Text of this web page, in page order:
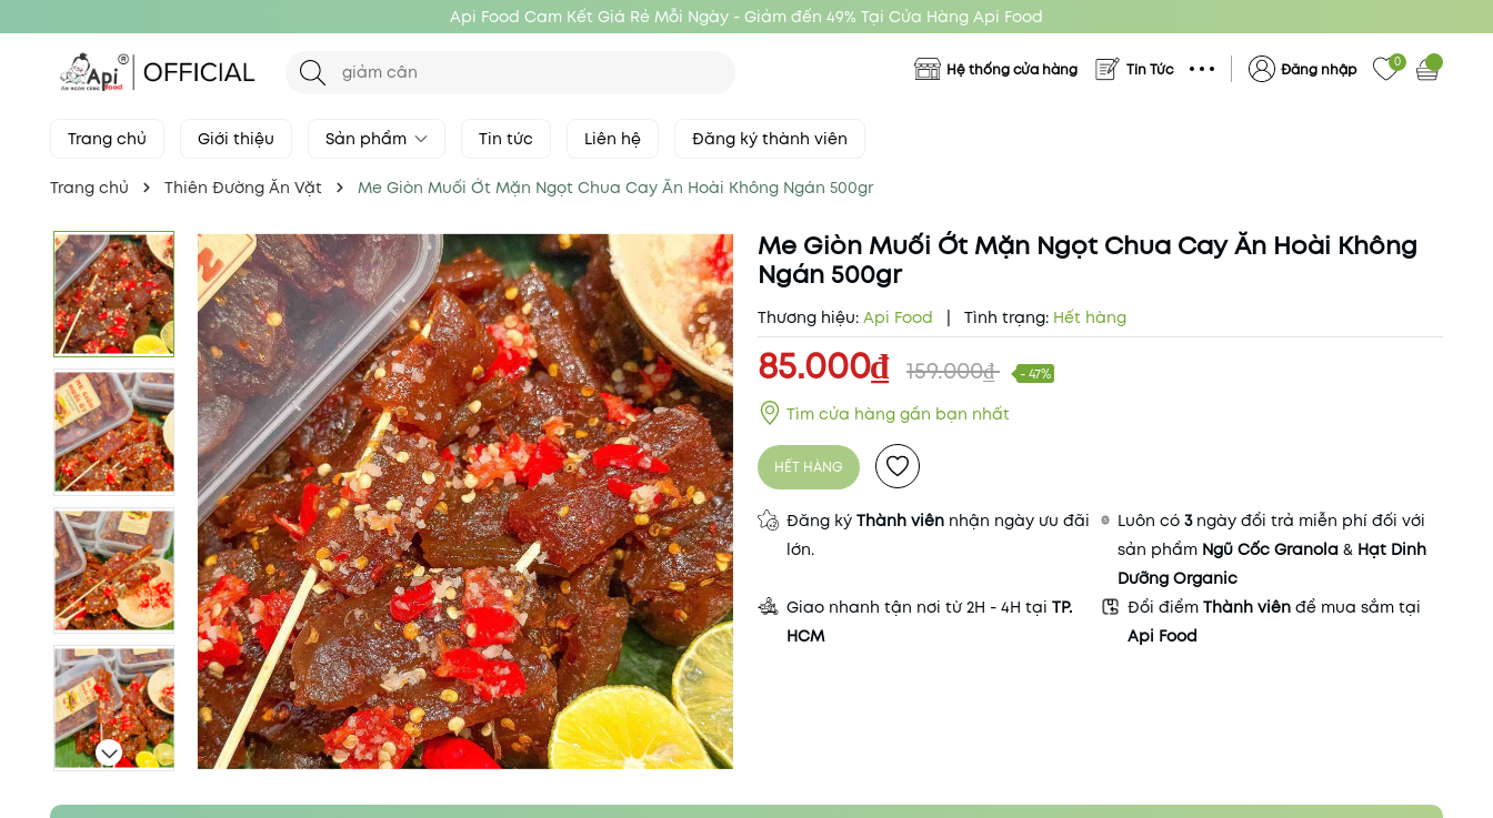
Api Food Cam Kết Giá Rẻ Mỗi Ngày - Giảm đến 49% Tại Cửa Hàng Api Food
Hệ thống cửa hàng Tin Tức Đăng nhập 0
Trang chủ Giới thiệu Sản phẩm Tin tức Liên hệ Đăng ký thành viên
Trang chủ Thiên Đường Ăn Vặt Me Giòn Muối Ớt Mặn Ngọt Chua Cay Ăn Hoài Không Ngán 500gr
Me Giòn Muối Ớt Mặn Ngọt Chua Cay Ăn Hoài Không
Ngán 500gr
Thương hiệu: Api Food Tình trạng: Hết hàng
85.000₫ 159.000₫ - 47%
Tìm cửa hàng gần bạn nhất
HẾT HÀNG
Đăng ký Thành viênnhận ngày ưu đãi
lớn.
Luôn có3 ngày đổi trả miễn phí đối với
sản phẩm Ngũ Cốc Granola & Hạt Dinh
Dưỡng Organic
Giao nhanh tận nơi từ 2H - 4H tạiTP.
HCM
Đổi điểm Thành viên để mua sắm tại
Api Food